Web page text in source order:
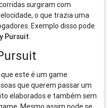
surgiram com
o que trazia uma
Exemplo disso pode
Pursuit.
este é um game
que querem passar um
elaborados e também sem